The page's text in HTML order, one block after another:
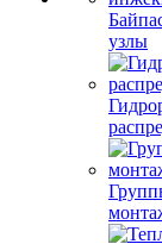
узлы